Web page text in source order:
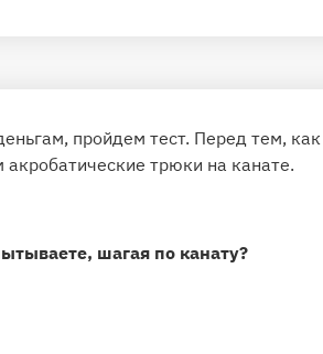
пройдем тест. Перед тем,
трюки на канате.
шагая по канату?